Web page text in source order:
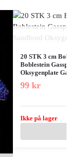
20 STK 3 cm
Boblestein
Oksygenplate
99 kr
Ikke på lager